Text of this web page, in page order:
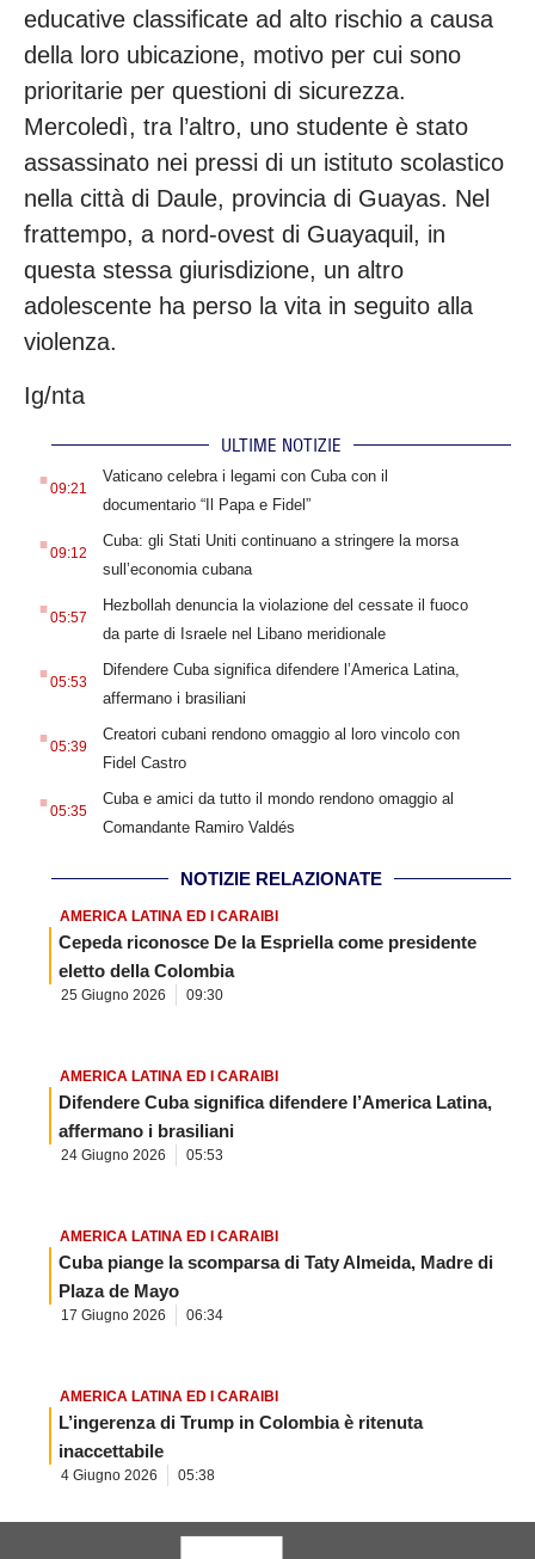
educative classificate ad alto rischio a causa
della loro ubicazione, motivo per cui sono
prioritarie per questioni di sicurezza.
Mercoledì, tra l’altro, uno studente è stato
assassinato nei pressi di un istituto scolastico
nella città di Daule, provincia di Guayas. Nel
frattempo, a nord-ovest di Guayaquil, in
questa stessa giurisdizione, un altro
adolescente ha perso la vita in seguito alla
violenza.
Ig/nta
ULTIME NOTIZIE
.09:21
Vaticano celebra i legami con Cuba con il
documentario “Il Papa e Fidel”
.09:12
Cuba: gli Stati Uniti continuano a stringere la morsa
sull’economia cubana
.05:57
Hezbollah denuncia la violazione del cessate il fuoco
da parte di Israele nel Libano meridionale
.05:53
Difendere Cuba significa difendere l’America Latina,
affermano i brasiliani
.05:39
Creatori cubani rendono omaggio al loro vincolo con
Fidel Castro
.05:35
Cuba e amici da tutto il mondo rendono omaggio al
Comandante Ramiro Valdés
NOTIZIE RELAZIONATE
AMERICA LATINA ED I CARAIBI
Cepeda riconosce De la Espriella come presidente
eletto della Colombia
25 Giugno 2026 09:30
AMERICA LATINA ED I CARAIBI
Difendere Cuba significa difendere l’America Latina,
affermano i brasiliani
24 Giugno 2026 05:53
AMERICA LATINA ED I CARAIBI
Cuba piange la scomparsa di Taty Almeida, Madre di
Plaza de Mayo
17 Giugno 2026 06:34
AMERICA LATINA ED I CARAIBI
L’ingerenza di Trump in Colombia è ritenuta
inaccettabile
4 Giugno 2026 05:38